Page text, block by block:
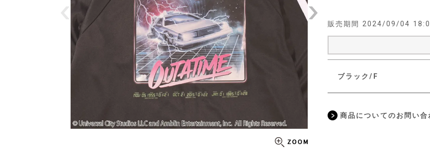
販売期間 2024/09/04
ブラック/F
商品についてのお問い合